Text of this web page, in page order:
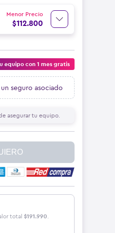
Menor Precio
$112.800
equipo con 1 mes gratis
seguro asociado
asegurar tu equipo.
total $191.990.